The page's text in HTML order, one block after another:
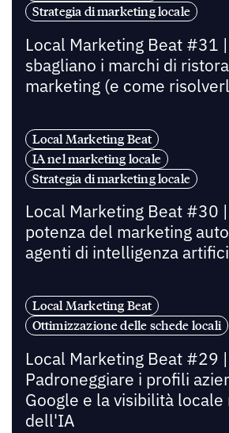
Strategia di marketing locale
Local Marketing Beat #31
sbagliano i marchi di
marketing (e come
Local Marketing Beat
IA nel marketing locale
Strategia di marketing locale
Local Marketing Beat #30
potenza del marketing
agenti di intelligenza
Local Marketing Beat
Ottimizzazione delle schede locali
Local Marketing Beat #29 |
Padroneggiare i profili
Google e la visibilità
dell'IA